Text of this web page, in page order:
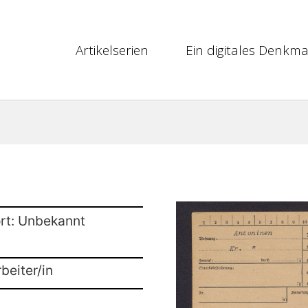
Artikelserien Ein digitales
Unbekannt
in